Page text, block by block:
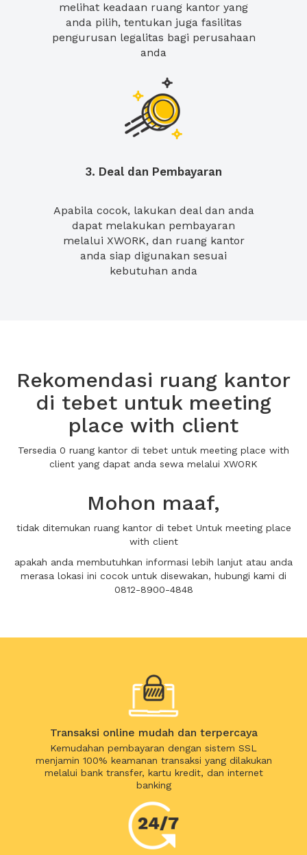
melihat keadaan ruang kantor yang
anda pilih, tentukan juga fasilitas
pengurusan legalitas bagi perusahaan
anda
3. Deal dan Pembayaran
Apabila cocok, lakukan deal dan anda
dapat melakukan pembayaran
melalui XWORK, dan ruang kantor
anda siap digunakan sesuai
kebutuhan anda
Rekomendasi ruang kantor
di tebet untuk meeting
place with client
Tersedia 0 ruang kantor di tebet untuk meeting place with
client yang dapat anda sewa melalui XWORK
Mohon maaf,
tidak ditemukan ruang kantor di tebet Untuk meeting place
with client
apakah anda membutuhkan informasi lebih lanjut atau anda
merasa lokasi ini cocok untuk disewakan, hubungi kami di
0812-8900-4848
Transaksi online mudah dan terpercaya
Kemudahan pembayaran dengan sistem SSL
menjamin 100% keamanan transaksi yang dilakukan
melalui bank transfer, kartu kredit, dan internet
banking